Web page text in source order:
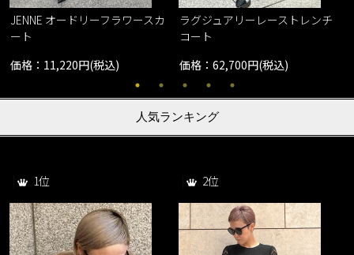
JENNE オードリーフラワースカ
ート
価格：11,220円(税込)
ラグジュアリーレーストレンチ
コート
価格：62,700円(税込)
人気ランキング
1位 2位